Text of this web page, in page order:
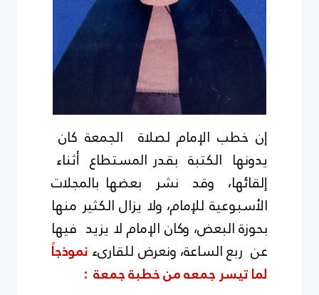
إن خطب الإمام لصلاة الجمعة كان
يدونها الكتبة بقدر المستطاع أثناء
إلقائها، وقد نشر بعضها بالمجلات
الأسبوعية للإمام، ولا يزال الكثير منها
بحوزةالبعض، وكان الإمام لا يزيد فيها
عن ربع الساعة، ونعرض للقارىء نموذجاً
لما تيسر جمعه من خطبة جمعة :